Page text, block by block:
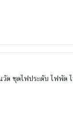
ด ชุดไฟประดับ ไฟพัด